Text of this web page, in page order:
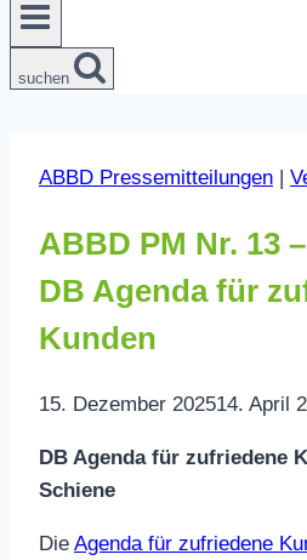
suchen
ABBD Pressemitteilungen
ABBD PM Nr. 13
DB Agenda für
Kunden
15. Dezember 202514. April
DB Agenda für zufriedene
Schiene
Die Agenda für zufriedene